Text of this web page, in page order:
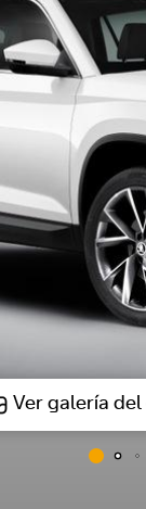
Ver galería